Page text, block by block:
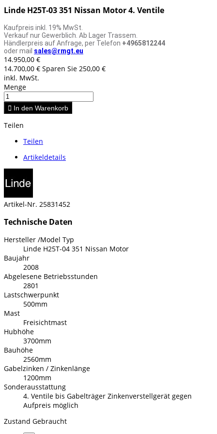
Linde H25T-03 351 Nissan Motor 4. Ventile
Kaufpreis inkl. 19% MwSt.
Verkauf nur Gewerblich. Ab Lager Trassem.
Händlerpreis auf Anfrage, per Telefon +4965812244
oder mail sales@rmgt.eu
14.950,00 €
14.700,00 € Sparen Sie 250,00 €
inkl. MwSt.
Menge
 In den Warenkorb
Teilen
Teilen
Artikeldetails
Artikel-Nr. 25831452
Technische Daten
Hersteller /Model Typ
Linde H25T-04 351 Nissan Motor
Baujahr
2008
Abgelesene Betriebsstunden
2801
Lastschwerpunkt
500mm
Mast
Freisichtmast
Hubhöhe
3700mm
Bauhöhe
2560mm
Gabelzinken / Zinkenlänge
1200mm
Sonderausstattung
4. Ventile bis Gabelträger Zinkenverstellgerät gegen
Aufpreis möglich
Zustand Gebraucht